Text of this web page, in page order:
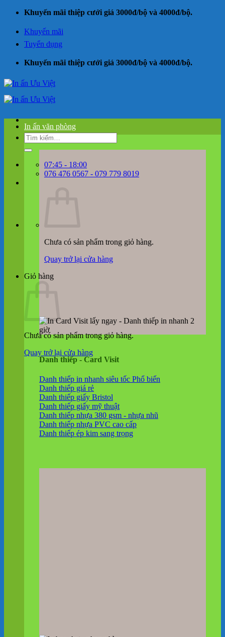
Khuyến mãi thiệp cưới giá 3000đ/bộ và 4000đ/bộ.
Khuyến mãi
Tuyển dụng
Khuyến mãi thiệp cưới giá 3000đ/bộ và 4000đ/bộ.
Tìm
kiếm:
07:45 - 18:00
076 476 0567 - 079 779 8019
Chưa có sản phẩm trong giỏ hàng.
Quay trở lại cửa hàng
Giỏ hàng
Chưa có sản phẩm trong giỏ hàng.
Quay trở lại cửa hàng
In ấn văn phòng
Danh thiếp - Card Visit
Danh thiếp in nhanh siêu tốc
Danh thiếp giá rẻ
Danh thiếp giấy Bristol
Danh thiếp giấy mỹ thuật
Danh thiếp nhựa 380 gsm - nhựa nhũ
Danh thiếp nhựa PVC cao cấp
Danh thiếp ép kim sang trọng